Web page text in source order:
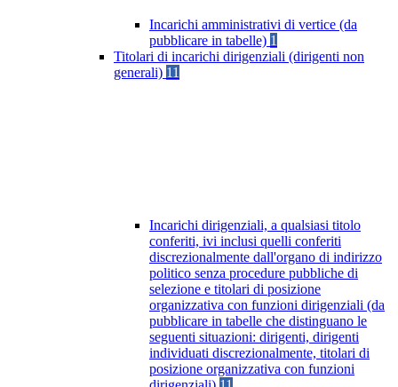
Incarichi amministrativi di vertice (da
pubblicare in tabelle) 1
Titolari di incarichi dirigenziali (dirigenti non
generali) 11
Incarichi dirigenziali, a qualsiasi titolo
conferiti, ivi inclusi quelli conferiti
discrezionalmente dall'organo di indirizzo
politico senza procedure pubbliche di
selezione e titolari di posizione
organizzativa con funzioni dirigenziali (da
pubblicare in tabelle che distinguano le
seguenti situazioni: dirigenti, dirigenti
individuati discrezionalmente, titolari di
posizione organizzativa con funzioni